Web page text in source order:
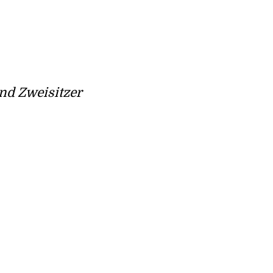
Zweisitzer